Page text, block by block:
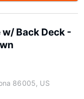
Back Deck -
86005, US